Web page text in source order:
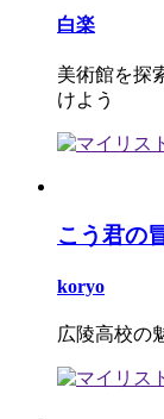
白楽
美術館を探
けよう
こう君の
koryo
広陵高校の